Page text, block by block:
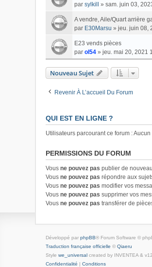
par sylkill » sam. juin 03,
A vendre, Aile/Quart arrière
par E30Marsu » jeu. juin 08,
E23 vends pièces
par ol54 » jeu. mai 20, 2021
Nouveau Sujet
Revenir À L’accueil Du Forum
QUI EST EN LIGNE ?
Utilisateurs parcourant ce forum :
PERMISSIONS DU FORUM
Vous ne pouvez pas publier de
Vous ne pouvez pas répondre aux
Vous ne pouvez pas modifier vos
Vous ne pouvez pas supprimer vos
Vous ne pouvez pas transférer de
Développé par phpBB® Forum Software ©
Traduction française officielle © Qiaeru
Style we_universal created by INVENTEA &
Confidentialité | Conditions